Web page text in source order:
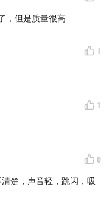
，但是质量很高
1
1
0
楚，声音轻，跳闪，吸